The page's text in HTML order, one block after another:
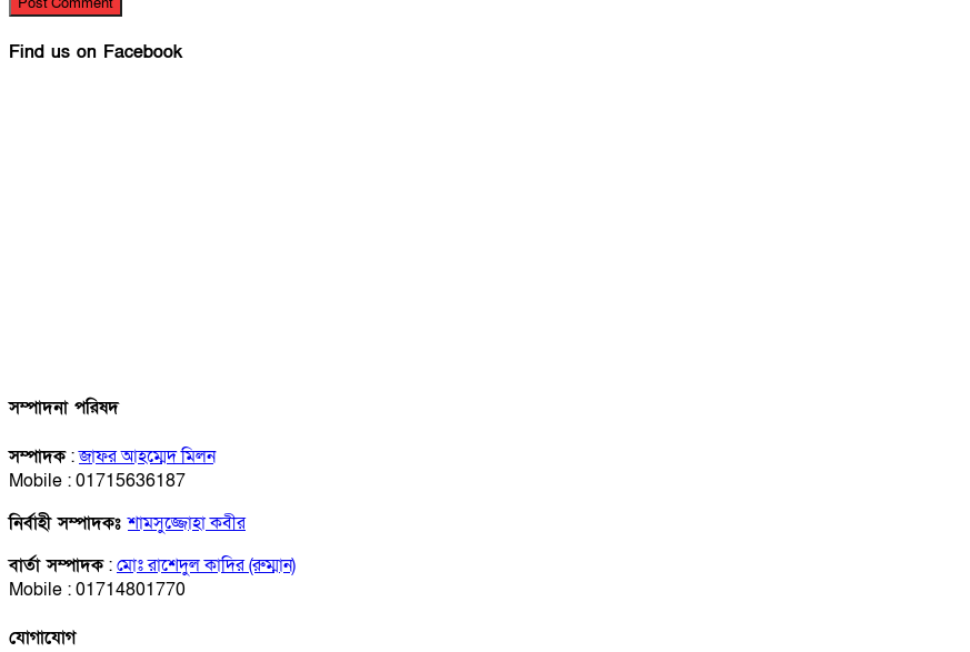
Find us on Facebook
সম্পাদনা পরিষদ
সম্পাদক:জাফর আহম্মেদ মিলন
Mobile : 01715636187
নির্বাহী সম্পাদকঃশামসুজ্জোহা কবীর
বার্তা সম্পাদক:মোঃ রাশেদুল কাদির (রুম্মান)
Mobile : 01714801770
যোগাযোগ